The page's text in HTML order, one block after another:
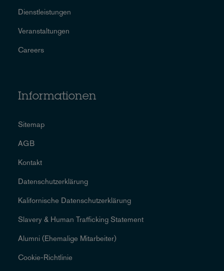
Dienstleistungen
Veranstaltungen
Careers
Informationen
Sitemap
AGB
Kontakt
Datenschutzerklärung
Kalifornische Datenschutzerklärung
Slavery & Human Trafficking Statement
Alumni (Ehemalige Mitarbeiter)
Cookie-Richtlinie